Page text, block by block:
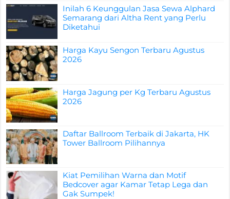
Inilah 6 Keunggulan Jasa Sewa Alphard
Semarang dari Altha Rent yang Perlu
Diketahui
Harga Kayu Sengon Terbaru Agustus
2026
Harga Jagung per Kg Terbaru Agustus
2026
Daftar Ballroom Terbaik di Jakarta, HK
Tower Ballroom Pilihannya
Kiat Pemilihan Warna dan Motif
Bedcover agar Kamar Tetap Lega dan
Gak Sumpek!